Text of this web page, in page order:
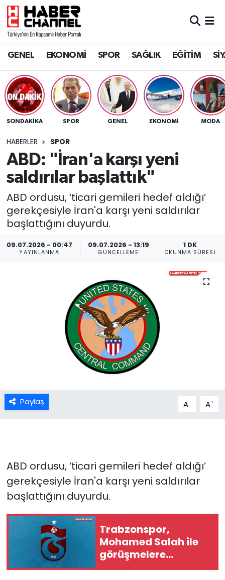
GENEL EKONOMİ SPOR SAĞLIK EĞİTİM
SONDAKIKA SPOR GENEL EKONOMİ MODA
HABERLER SPOR
ABD: "İran'a karşı yeni
saldırılar başlattık"
ABD ordusu, ‘ticari gemileri hedef aldığı’
gerekçesiyle İran'a karşı yeni saldırılar
başlattığını duyurdu.
09.07.2026 - 00:47
YAYINLANMA
09.07.2026 - 13:19
GÜNCELLEME
1 DK
OKUNMA SÜRESI
Paylaş A- A+
ABD ordusu, ‘ticari gemileri hedef aldığı’
gerekçesiyle İran'a karşı yeni saldırılar
başlattığını duyurdu.
Trabzonspor,
Mohamed Salah ile
görüşmelere
başladı...
GENEL
SPOR
SAĞLIK
EĞİTİM
SİYASET
MAGAZİN
Nöbetçi Eczaneler
Trafik Durumu
Süper Lig Puan Durumu ve Fikstür
Tüm Manşetler
Son Dakika Haberleri
Haber Arşivi